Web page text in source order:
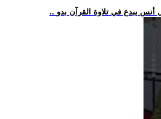
أنس يبدع في تلاوة القرآن بدو